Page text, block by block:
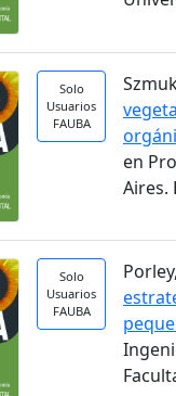
Solo
Usuarios
FAUBA
en
Aires.
Solo
Usuarios
FAUBA